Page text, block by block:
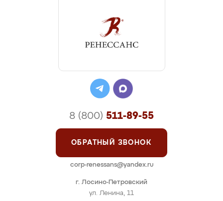
г. Лосино-Петровский
ул. Ленина, 11
8 (800) 511-89-55
ОБРАТНЫЙ ЗВОНОК
corp-renessans@yandex.ru